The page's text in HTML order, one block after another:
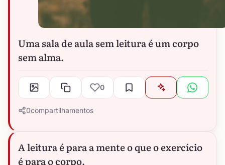
Uma sala de aula sem leitura é um corpo
sem alma.
0
0compartilhamentos
A leitura é para a mente o que o exercício
é para o corpo.